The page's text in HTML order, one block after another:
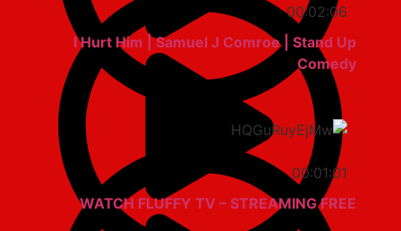
00:02:06
I Hurt Him | Samuel J Comroe | Stand Up
Comedy
00:01:01
WATCH FLUFFY TV – STREAMING FREE